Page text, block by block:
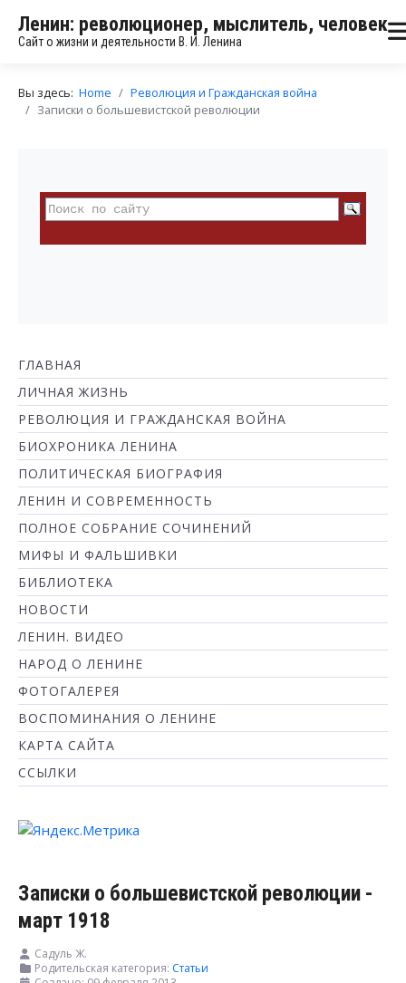
Ленин: революционер, мыслитель, человек
Сайт о жизни и деятельности В. И. Ленина
Вы здесь: Home
Революция и Гражданская война
Записки о большевистской революции
ГЛАВНАЯ
ЛИЧНАЯ ЖИЗНЬ
РЕВОЛЮЦИЯ И ГРАЖДАНСКАЯ ВОЙНА
БИОХРОНИКА ЛЕНИНА
ПОЛИТИЧЕСКАЯ БИОГРАФИЯ
ЛЕНИН И СОВРЕМЕННОСТЬ
ПОЛНОЕ СОБРАНИЕ СОЧИНЕНИЙ
МИФЫ И ФАЛЬШИВКИ
БИБЛИОТЕКА
НОВОСТИ
ЛЕНИН. ВИДЕО
НАРОД О ЛЕНИНЕ
ФОТОГАЛЕРЕЯ
ВОСПОМИНАНИЯ О ЛЕНИНЕ
КАРТА САЙТА
ССЫЛКИ
Записки о большевистской революции -
март 1918
Садуль Ж.
Родительская категория: Статьи